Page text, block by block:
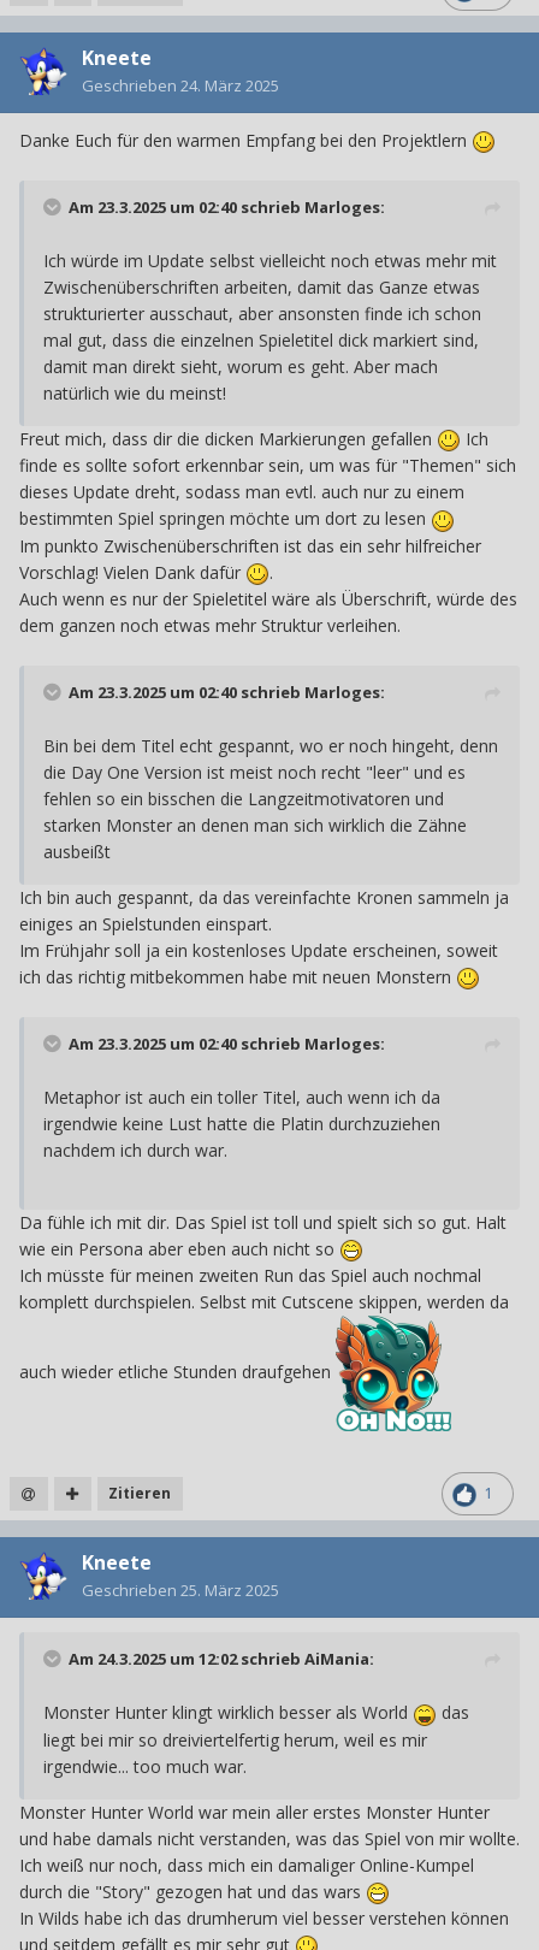
Kneete
Geschrieben 24. März 2025
Danke Euch für den warmen Empfang bei den Projektlern
Am 23.3.2025 um 02:40 schrieb Marloges:
Ich würde im Update selbst vielleicht noch etwas mehr mit
Zwischenüberschriften arbeiten, damit das Ganze etwas
strukturierter ausschaut, aber ansonsten finde ich schon
mal gut, dass die einzelnen Spieletitel dick markiert sind,
damit man direkt sieht, worum es geht. Aber mach
natürlich wie du meinst!
Freut mich, dass dir die dicken Markierungen gefallen
Ich
finde es sollte sofort erkennbar sein, um was für "Themen" sich
dieses Update dreht, sodass man evtl. auch nur zu einem
bestimmten Spiel springen möchte um dort zu lesen
Im punkto Zwischenüberschriften ist das ein sehr hilfreicher
Vorschlag! Vielen Dank dafür
.
Auch wenn es nur der Spieletitel wäre als Überschrift, würde des
dem ganzen noch etwas mehr Struktur verleihen.
Am 23.3.2025 um 02:40 schrieb Marloges:
Bin bei dem Titel echt gespannt, wo er noch hingeht, denn
die Day One Version ist meist noch recht "leer" und es
fehlen so ein bisschen die Langzeitmotivatoren und
starken Monster an denen man sich wirklich die Zähne
ausbeißt
Ich bin auch gespannt, da das vereinfachte Kronen sammeln ja
einiges an Spielstunden einspart.
Im Frühjahr soll ja ein kostenloses Update erscheinen, soweit
ich das richtig mitbekommen habe mit neuen Monstern
Am 23.3.2025 um 02:40 schrieb Marloges:
Metaphor ist auch ein toller Titel, auch wenn ich da
irgendwie keine Lust hatte die Platin durchzuziehen
nachdem ich durch war.
Da fühle ich mit dir. Das Spiel ist toll und spielt sich so gut. Halt
wie ein Persona aber eben auch nicht so
Ich müsste für meinen zweiten Run das Spiel auch nochmal
komplett durchspielen. Selbst mit Cutscene skippen, werden da
auch wieder etliche Stunden draufgehen
1
Zitieren
Kneete
Geschrieben 25. März 2025
Am 24.3.2025 um 12:02 schrieb AiMania:
Monster Hunter klingt wirklich besser als World
das
liegt bei mir so dreiviertelfertig herum, weil es mir
irgendwie... too much war.
Monster Hunter World war mein aller erstes Monster Hunter
und habe damals nicht verstanden, was das Spiel von mir wollte.
Ich weiß nur noch, dass mich ein damaliger Online-Kumpel
durch die "Story" gezogen hat und das wars
In Wilds habe ich das drumherum viel besser verstehen können
und seitdem gefällt es mir sehr gut